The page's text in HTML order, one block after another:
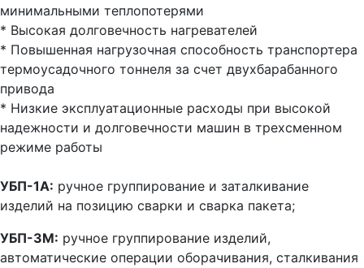
минимальными теплопотерями
* Высокая долговечность нагревателей
* Повышенная нагрузочная способность транспортера
термоусадочного тоннеля за счет двухбарабанного
привода
* Низкие эксплуатационные расходы при высокой
надежности и долговечности машин в трехсменном
режиме работы
УБП-1А: ручное группирование и заталкивание
изделий на позицию сварки и сварка пакета;
УБП-3М: ручное группирование изделий,
автоматические операции оборачивания, сталкивания